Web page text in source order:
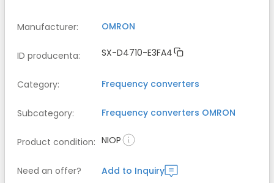
Manufacturer: OMRON
ID producenta: SX-D4710-E3FA4
Category: Frequency converters
Subcategory: Frequency converters OMRON
Product condition: NIOP
Need an offer? Add to Inquiry